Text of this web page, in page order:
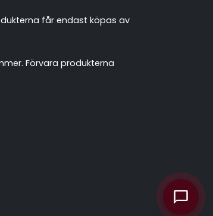
får endast köpas av
Förvara produkterna